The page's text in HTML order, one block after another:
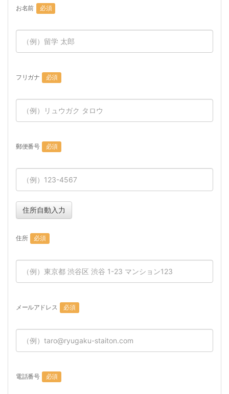
お名前 必須
フリガナ 必須
郵便番号 必須
住所自動入力
住所 必須
メールアドレス 必須
電話番号 必須